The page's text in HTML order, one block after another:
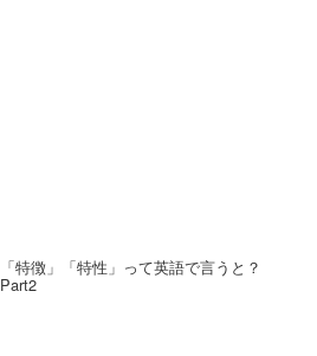
「特徴」「特性」って英語で言うと？
Part2